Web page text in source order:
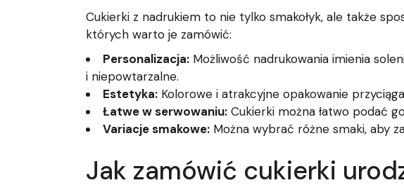
Cukierki z nadrukiem to nie tylko smakołyk, ale także
których warto je zamówić:
Personalizacja: Możliwość nadrukowania imienia
i niepowtarzalne.
Estetyka: Kolorowe i atrakcyjne opakowanie
Łatwe w serwowaniu: Cukierki można łatwo podać
Variacje smakowe: Można wybrać różne smaki, aby
Jak zamówić cukierki